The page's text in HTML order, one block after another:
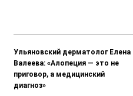
Ульяновский дерматолог Елена
Валеева: «Алопеция — это не
приговор, а медицинский
диагноз»